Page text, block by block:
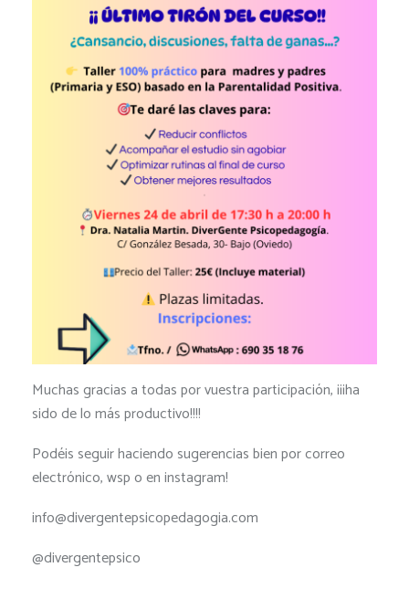
Muchas gracias a todas por vuestra participación, ¡¡¡ha
sido de lo más productivo!!!!
Podéis seguir haciendo sugerencias bien por correo
electrónico, wsp o en instagram!
info@divergentepsicopedagogia.com
@divergentepsico